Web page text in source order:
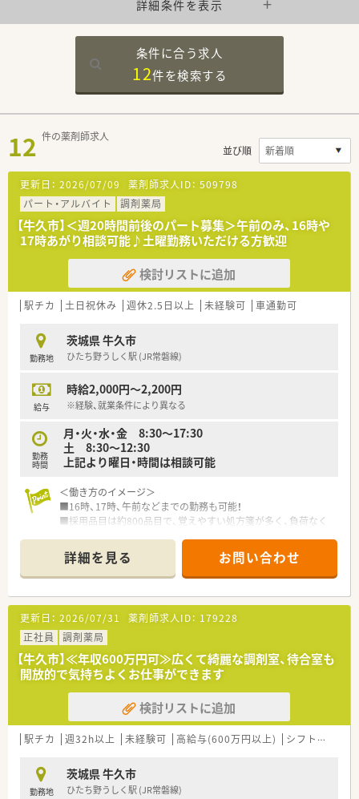
詳細条件を表示
条件に合う求人
12件を検索する
12 件の薬剤師求人
並び順
更新日： 2026/07/09 薬剤師求人ID： 509798
パート・アルバイト
調剤薬局
【牛久市】＜週20時間前後のパート募集＞午前のみ、16時や
17時あがり相談可能♪土曜勤務いただける方歓迎
検討リストに追加
駅チカ 土日祝休み 週休2.5日以上 未経験可 車通勤可
勤務地
茨城県 牛久市
ひたち野うしく駅 (JR常磐線)
給与
時給2,000円～2,200円
※経験、就業条件により異なる
勤務
時間
月・火・水・金 8:30～17:30
土 8:30～12:30
上記より曜日・時間は相談可能
＜働き方のイメージ＞
■16時、17時、午前などまでの勤務も可能！
■採用品目は約800品目で、覚えやすい処方箋が多く、負荷なく
■車通勤も可能ですが、駅からも近く、常磐線での通勤も楽々で
す♪
詳細を見る お問い合わせ
更新日： 2026/07/31 薬剤師求人ID： 179228
正社員
調剤薬局
【牛久市】≪年収600万円可≫広くて綺麗な調剤室、待合室も
開放的で気持ちよくお仕事ができます
検討リストに追加
駅チカ 週32h以上 未経験可 高給与(600万円以上) シフト制
勤務地
茨城県 牛久市
ひたち野うしく駅 (JR常磐線)